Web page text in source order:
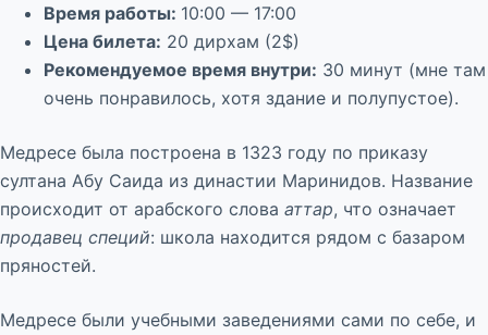
Время работы: 10:00 — 17:00
Цена билета: 20 дирхам (2$)
Рекомендуемое время внутри: 30 минут (мне там
очень понравилось, хотя здание и полупустое).
Медресе была построена в 1323 году по приказу
султана Абу Саида из династии Маринидов. Название
происходит от арабского слова аттар, что означает
продавец специй: школа находится рядом с базаром
пряностей.
Медресе были учебными заведениями сами по себе, и